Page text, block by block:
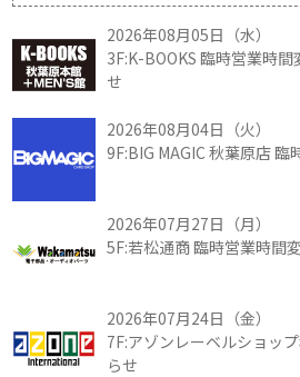
2026年08月05日（水）
3F:K-BOOKS 臨時営業時
せ
2026年08月04日（火）
9F:BIG MAGIC 秋葉原店
2026年07月27日（月）
5F:若松通商 臨時営業時間
2026年07月24日（金）
7F:アゾンレーベルショッ
らせ